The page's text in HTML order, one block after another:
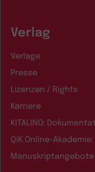
Verlag
Verlage
Presse
Lizenzen / Rights
Karriere
KITALINO:
QiK Online-
Manuskriptangebote